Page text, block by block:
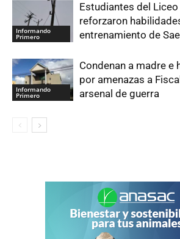
Informando
Primero
Estudiantes del
reforzaron
entrenamiento de
Informando
Primero
Condenan a madre e
por amenazas a
arsenal de guerra